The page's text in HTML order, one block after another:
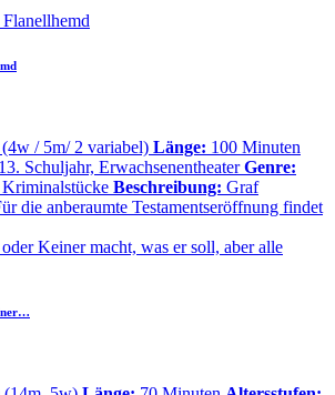
(4w / 5m/ 2 variabel) Länge: 100 Minuten
Schuljahr, Erwachsenentheater Genre:
Beschreibung: Graf
die anberaumte Testamentseröffnung findet